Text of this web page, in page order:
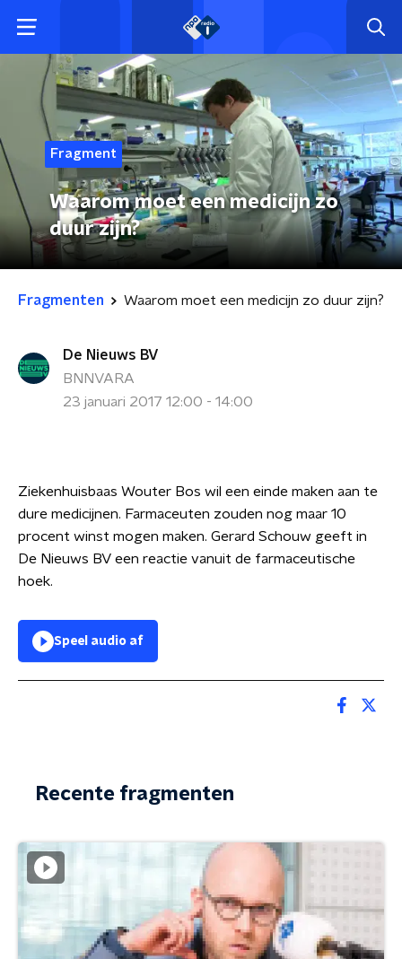
Fragment
Waarom moet een medicijn zo
duur zijn?
Fragmenten Waarom moet een medicijn zo duur zijn?
De Nieuws BV
BNNVARA
23 januari 2017 12:00 - 14:00
Ziekenhuisbaas Wouter Bos wil een einde maken aan te
dure medicijnen. Farmaceuten zouden nog maar 10
procent winst mogen maken. Gerard Schouw geeft in
De Nieuws BV een reactie vanuit de farmaceutische
hoek.
Speel audio af
Recente fragmenten